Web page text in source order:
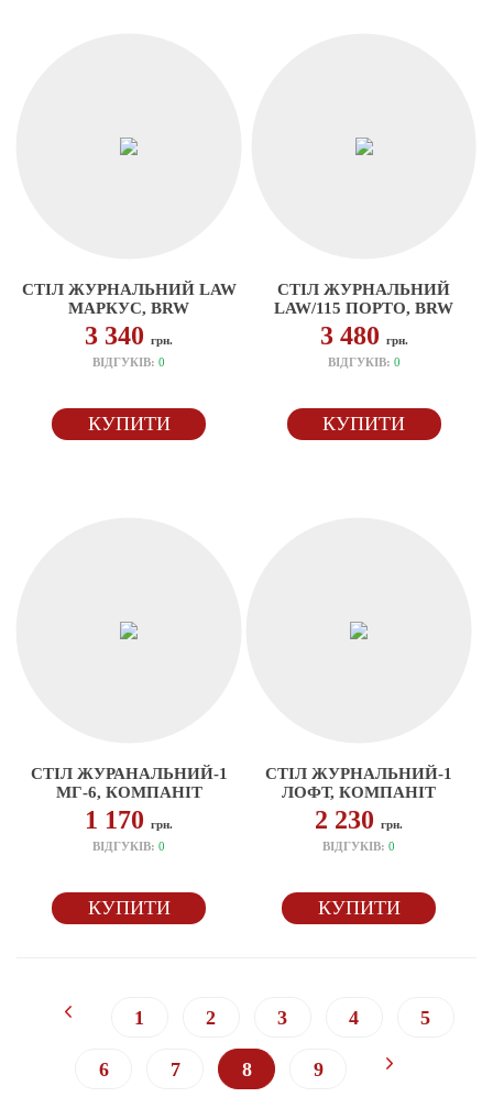
СТІЛ ЖУРНАЛЬНИЙ LAW
МАРКУС, BRW
3 340грн.
ВІДГУКІВ:0
КУПИТИ
СТІЛ ЖУРНАЛЬНИЙ
LAW/115 ПОРТО, BRW
3 480 грн.
ВІДГУКІВ: 0
КУПИТИ
СТІЛ ЖУРАНАЛЬНИЙ-1
МГ-6, КОМПАНІТ
1 170грн.
ВІДГУКІВ:0
КУПИТИ
СТІЛ ЖУРНАЛЬНИЙ-1
ЛОФТ, КОМПАНІТ
2 230грн.
ВІДГУКІВ:0
КУПИТИ
1 2 3 4 5
6 7 8 9